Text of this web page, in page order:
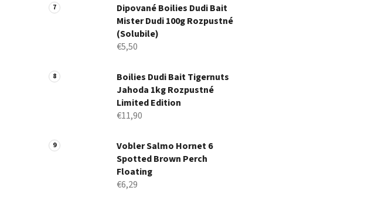
Dipované Boilies Dudi Bait
Mister Dudi 100g Rozpustné
(Solubile)
€5,50
Boilies Dudi Bait Tigernuts
Jahoda 1kg Rozpustné
Limited Edition
€11,90
Vobler Salmo Hornet 6
Spotted Brown Perch
Floating
€6,29